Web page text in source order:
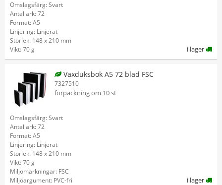
Omslagsfärg: Svart
Antal ark: 72
Format: A5
Linjering: Linjerat
Storlek: 148 x 210 mm
Vikt: 70 g
i lager
Vaxduksbok A5 72 blad FSC
7327510
förpackning om 10 st
Omslagsfärg: Svart
Antal ark: 72
Format: A5
Linjering: Linjerat
Storlek: 148 x 210 mm
Vikt: 70 g
Miljömärkningar: FSC
Miljöargument: PVC-fri
i lager